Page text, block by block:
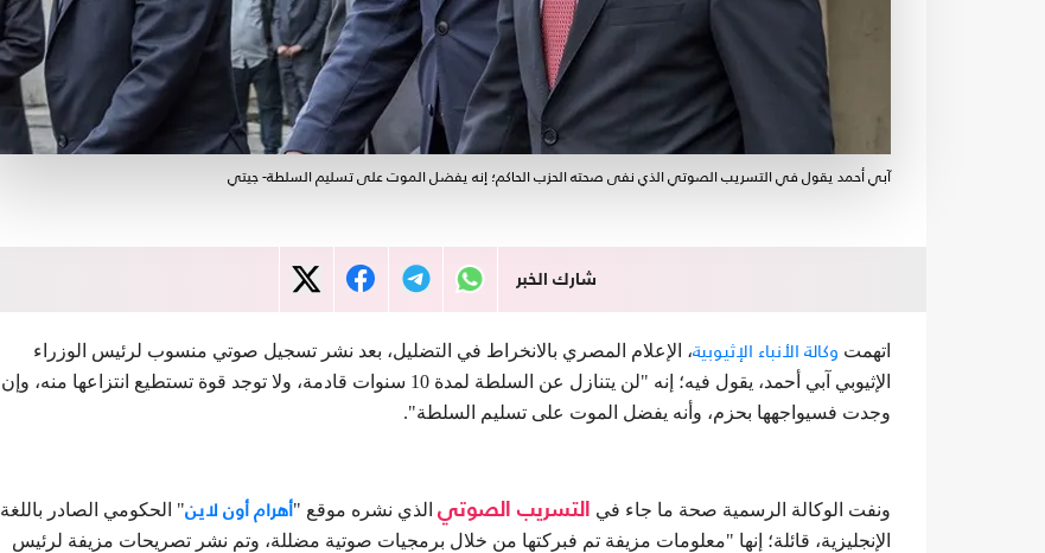
آبي أحمد يقول في التسريب الصوتي الذي نفى صحته الحزب الحاكم؛ إنه يفضل الموت على تسليم السلطة- جيتي
شارك الخبر
اتهمت وكالة الأنباء الإثيوبية، الإعلام المصري بالانخراط في التضليل، بعد نشر تسجيل صوتي منسوب لرئيس الوزراء
الإثيوبي آبي أحمد، يقول فيه؛ إنه "لن يتنازل عن السلطة لمدة 10 سنوات قادمة، ولا توجد قوة تستطيع انتزاعها منه، وإن
وجدت فسيواجهها بحزم، وأنه يفضل الموت على تسليم السلطة".
ونفت الوكالة الرسمية صحة ما جاء في التسريب الصوتي الذي نشره موقع "أهرام أون لاين" الحكومي الصادر باللغة
الإنجليزية، قائلة؛ إنها "معلومات مزيفة تم فبركتها من خلال برمجيات صوتية مضللة، وتم نشر تصريحات مزيفة لرئيس